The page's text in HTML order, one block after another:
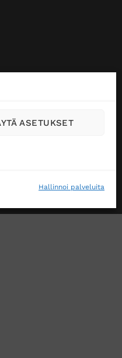
Hallinnoi palveluita
ASETUKSET